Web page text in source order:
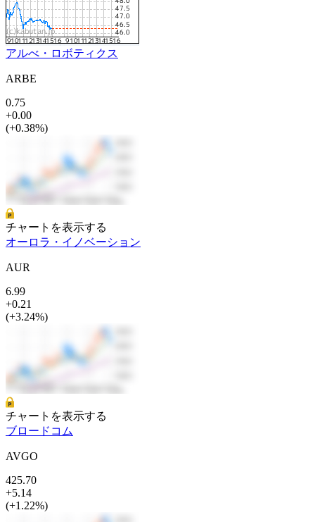
アルべ・ロボティクス
ARBE
0.75
+0.00
(+0.38%)
チャートを表示する
オーロラ・イノベーション
AUR
6.99
+0.21
(+3.24%)
チャートを表示する
ブロードコム
AVGO
425.70
+5.14
(+1.22%)